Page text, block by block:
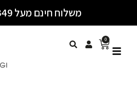
משלוח חינם מעל 349 ש”ח
0